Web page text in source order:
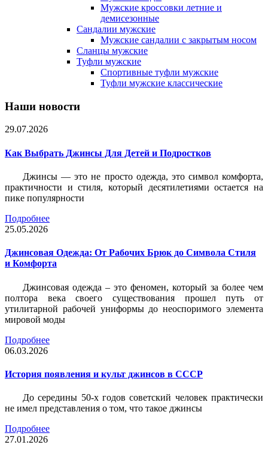
Мужские кроссовки летние и
демисезонные
Сандалии мужские
Мужские сандалии с закрытым носом
Сланцы мужские
Туфли мужские
Спортивные туфли мужские
Туфли мужские классические
Наши новости
29.07.2026
Как Выбрать Джинсы Для Детей и Подростков
Джинсы — это не просто одежда, это символ комфорта,
практичности и стиля, который десятилетиями остается на
пике популярности
Подробнее
25.05.2026
Джинсовая Одежда: От Рабочих Брюк до Символа Стиля
и Комфорта
Джинсовая одежда – это феномен, который за более чем
полтора века своего существования прошел путь от
утилитарной рабочей униформы до неоспоримого элемента
мировой моды
Подробнее
06.03.2026
История появления и культ джинсов в СССР
До середины 50-х годов советский человек практически
не имел представления о том, что такое джинсы
Подробнее
27.01.2026